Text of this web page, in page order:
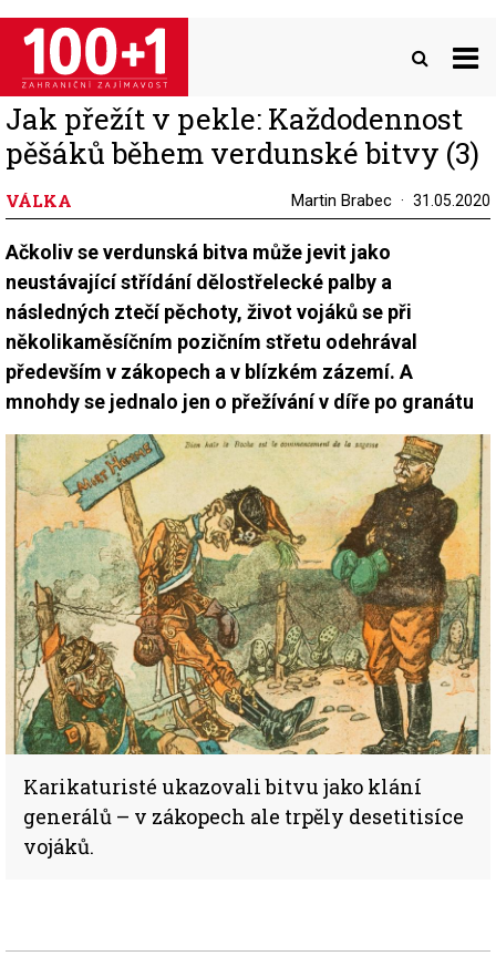
Přejít
hlavnímu
obsahu
Jak přežít v pekle: Každodennost
pěšáků během verdunské bitvy (3)
VÁLKA Martin Brabec 31.05.2020
Ačkoliv se verdunská bitva může jevit jako
neustávající střídání dělostřelecké palby a
následných ztečí pěchoty, život vojáků se při
několikaměsíčním pozičním střetu odehrával
především v zákopech a v blízkém zázemí. A
mnohdy se jednalo jen o přežívání v díře po granátu
Karikaturisté ukazovali bitvu jako klání
generálů – v zákopech ale trpěly desetitisíce
vojáků.